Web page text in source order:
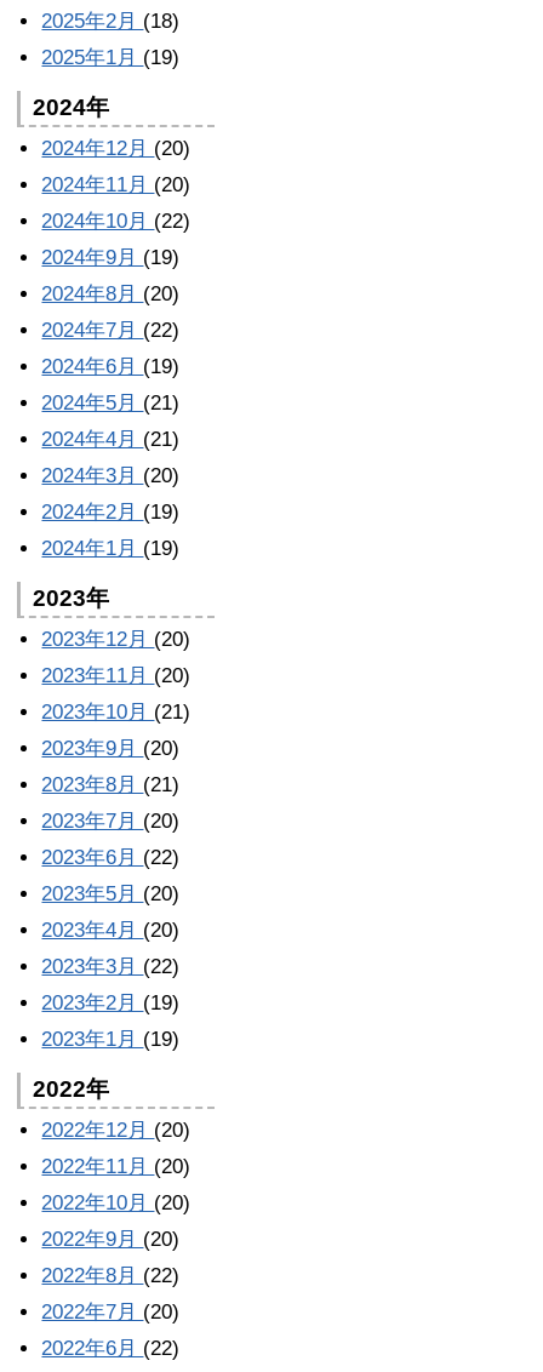
2025年2月 (18)
2025年1月 (19)
2024年
2024年12月 (20)
2024年11月 (20)
2024年10月 (22)
2024年9月 (19)
2024年8月 (20)
2024年7月 (22)
2024年6月 (19)
2024年5月 (21)
2024年4月 (21)
2024年3月 (20)
2024年2月 (19)
2024年1月 (19)
2023年
2023年12月 (20)
2023年11月 (20)
2023年10月 (21)
2023年9月 (20)
2023年8月 (21)
2023年7月 (20)
2023年6月 (22)
2023年5月 (20)
2023年4月 (20)
2023年3月 (22)
2023年2月 (19)
2023年1月 (19)
2022年
2022年12月 (20)
2022年11月 (20)
2022年10月 (20)
2022年9月 (20)
2022年8月 (22)
2022年7月 (20)
2022年6月 (22)